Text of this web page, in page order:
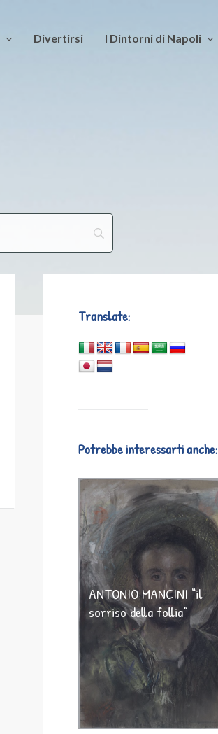
Divertirsi I Dintorni di Napoli
Translate:
Potrebbe interessarti anche:
ANTONIO MANCINI “il
sorriso della follia”